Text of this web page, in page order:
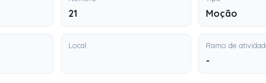
21 Moção
Local Ramo de
-